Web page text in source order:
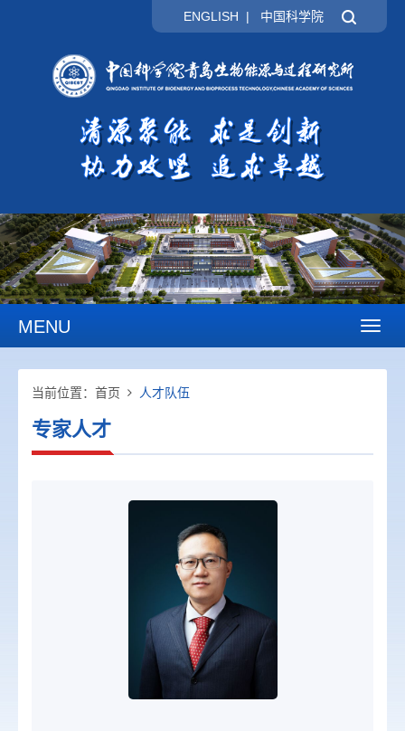
ENGLISH | 中国科学院
MENU
当前位置： 首页 人才队伍
专家人才